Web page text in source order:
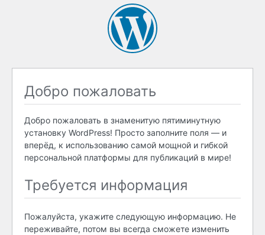
Добро пожаловать
Добро пожаловать в знаменитую пятиминутную
установку WordPress! Просто заполните поля — и
вперёд, к использованию самой мощной и гибкой
персональной платформы для публикаций в мире!
Требуется информация
Пожалуйста, укажите следующую информацию. Не
переживайте, потом вы всегда сможете изменить